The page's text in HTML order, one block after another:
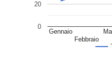
Gennaio
Febbraio
0
20